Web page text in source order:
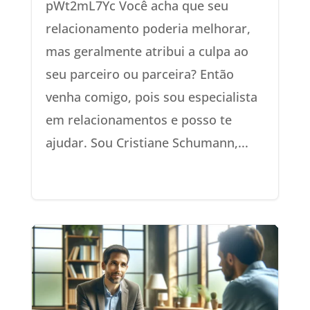
pWt2mL7Yc Você acha que seu
relacionamento poderia melhorar,
mas geralmente atribui a culpa ao
seu parceiro ou parceira? Então
venha comigo, pois sou especialista
em relacionamentos e posso te
ajudar. Sou Cristiane Schumann,...